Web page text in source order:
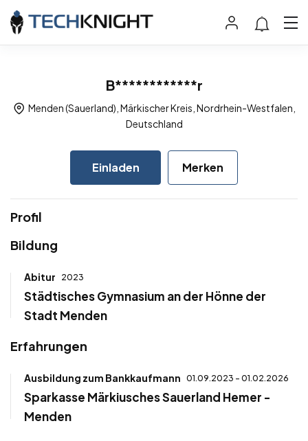
B************r
Menden (Sauerland), Märkischer Kreis, Nordrhein-Westfalen,
Deutschland
Einladen Merken
Profil
Bildung
Abitur 2023
Städtisches Gymnasium an der Hönne der
Stadt Menden
Erfahrungen
Ausbildung zum Bankkaufmann 01.09.2023 - 01.02.2026
Sparkasse Märkiusches Sauerland Hemer -
Menden